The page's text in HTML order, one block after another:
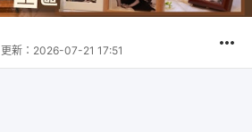
更新： 2026-07-21 17:51